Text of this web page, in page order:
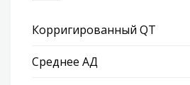
Корригированный QT
Среднее АД